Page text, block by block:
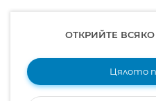
ОТКРИЙТЕ
Цялото